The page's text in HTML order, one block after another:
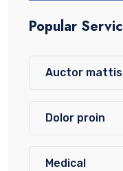
Popular
Auctor
Dolor proin
Medical